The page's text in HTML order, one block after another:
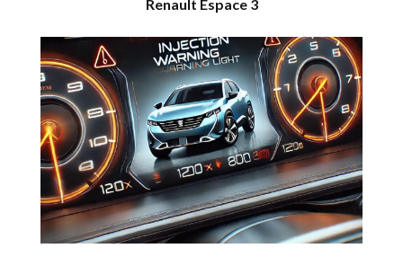
Renault Espace 3